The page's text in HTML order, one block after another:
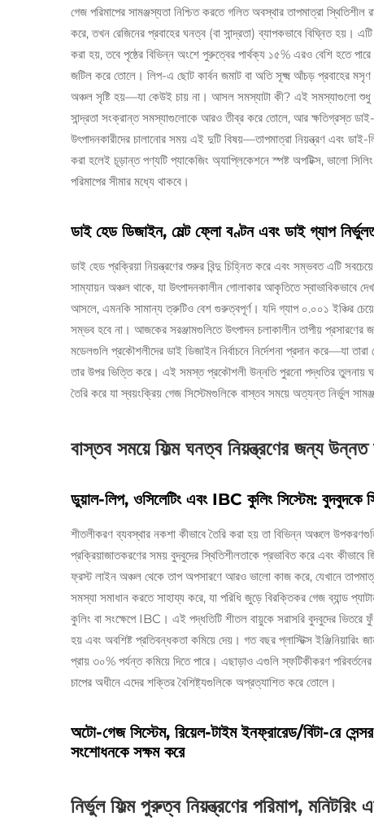
গেজ পরিমাপের সামঞ্জস্যতা নিশ্চিত করতে গলিত অবস্থার তাপমাত্রা
করে, তখন রেজিনের প্রবাহের ঘনত্ব (বা সান্দ্রতা) ব্যাপকভাবে বিঘ্নিত হয়।
করা হয়, তবে পৃষ্ঠের বিভিন্ন অংশে পুরুত্বের পার্থক্য ১৫% এরও বেশি
জটিল করে তোলে। লিপ-এ ছোট কার্বন জমাট বা অতি সূক্ষ্ম আঁচড় প্রবাহের মসৃণ
অঞ্চল সৃষ্টি হয়—যা কেউই চায় না। আসল সমস্যাটা কী? এই সমস্যাগুলো শুধু
সান্দ্রতা সংক্রান্ত সমস্যাগুলোকে আরও তীব্র করে তোলে, আর ক্ষতিগ্রস্ত
উৎপাদনকারীদের চালানোর সময় এই দুটি বিষয়—তাপমাত্রা নিয়ন্ত্রণ এবং
করা হলেই চূড়ান্ত পণ্যটি প্যাকেজিং অ্যাপ্লিকেশনে স্পষ্ট অপটিক্স, ভালো
পরিমাপের সীমার মধ্যে থাকবে।
ডাই হেড ডিজাইন, মেল্ট ফ্লো বণ্টন এবং ডাই গ্যাপ
ডাই হেড প্রক্রিয়া নিয়ন্ত্রণের শুরুর বিন্দু চিহ্নিত করে এবং সম্ভবত এটি
সাম্যায়ন অঞ্চল থাকে, যা উৎপাদনকালীন গোলাকার আকৃতিতে স্বাভাবিকভাবে
আসলে, এমনকি সামান্য ত্রুটিও বেশ গুরুত্বপূর্ণ। যদি গ্যাপ ০.০০১ ইঞ্চির
সম্ভব হবে না। আজকের সরঞ্জামগুলিতে উৎপাদন চলাকালীন তাপীয় প্রসারণের
মডেলগুলি প্রকৌশলীদের ডাই ডিজাইন নির্বাচনে নির্দেশনা প্রদান করে—যা
তার উপর ভিত্তি করে। এই সমস্ত প্রকৌশলী উন্নতি পুরনো পদ্ধতির তুলনায়
তৈরি করে যা স্বয়ংক্রিয় গেজ সিস্টেমগুলিকে বাস্তব সময়ে অত্যন্ত নির্ভুল
বাস্তব সময়ে ফিল্ম ঘনত্ব নিয়ন্ত্রণের জন্য
ডুয়াল-লিপ, ওসিলেটিং এবং IBC কুলিং সিস্টেম: বুদবুদকে
শীতলীকরণ ব্যবস্থার নকশা কীভাবে তৈরি করা হয় তা বিভিন্ন অঞ্চলে
প্রক্রিয়াজাতকরণের সময় বুদবুদের স্থিতিশীলতাকে প্রভাবিত করে এবং
ফ্রস্ট লাইন অঞ্চল থেকে তাপ অপসারণে আরও ভালো কাজ করে, যেখানে
সমস্যা সমাধান করতে সাহায্য করে, যা পরিধি জুড়ে বিরক্তিকর গেজ ব্যান্ড
কুলিং বা সংক্ষেপে IBC। এই পদ্ধতিটি শীতল বায়ুকে সরাসরি বুদবুদের ভিতরে
হয় এবং অবশিষ্ট প্রতিবন্ধকতা কমিয়ে দেয়। গত বছর প্লাস্টিক্স
প্রায় ৩০% পর্যন্ত কমিয়ে দিতে পারে। এছাড়াও এগুলি স্ফটিকীকরণ
চাপের অধীনে এদের শক্তির বৈশিষ্ট্যগুলিকে অপ্রত্যাশিত করে তোলে।
অটো-গেজ সিস্টেম, রিয়েল-টাইম ইনফ্রারেড/বিটা-রে
সংশোধনকে সক্ষম করে
নির্ভুল ফিল্ম পুরুত্ব নিয়ন্ত্রণের পরিমাপ, মনিটরিং